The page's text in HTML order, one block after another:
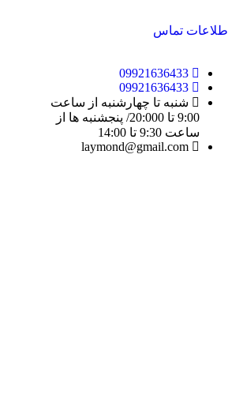
اطلاعات تماس
09921636433
09921636433
شنبه تا چهارشنبه از ساعت
9:00 تا 20:000/ پنجشنبه ها از
ساعت 9:30 تا 14:00
laymond@gmail.com